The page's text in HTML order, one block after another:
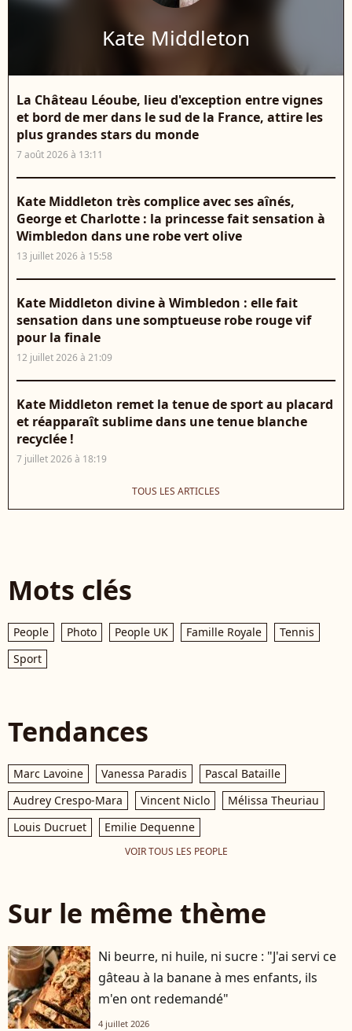
Kate Middleton
La Château Léoube, lieu d'exception entre vignes
et bord de mer dans le sud de la France, attire les
plus grandes stars du monde
7 août 2026 à 13:11
Kate Middleton très complice avec ses aînés,
George et Charlotte : la princesse fait sensation à
Wimbledon dans une robe vert olive
13 juillet 2026 à 15:58
Kate Middleton divine à Wimbledon : elle fait
sensation dans une somptueuse robe rouge vif
pour la finale
12 juillet 2026 à 21:09
Kate Middleton remet la tenue de sport au placard
et réapparaît sublime dans une tenue blanche
recyclée !
7 juillet 2026 à 18:19
TOUS LES ARTICLES
Mots clés
People Photo People UK Famille Royale
Tennis
Sport
Tendances
Marc Lavoine Vanessa Paradis
Pascal Bataille
Audrey Crespo-Mara
Vincent Niclo
Mélissa Theuriau
Louis Ducruet
Emilie Dequenne
VOIR TOUS LES PEOPLE
Sur le même thème
Ni beurre, ni huile, ni sucre : "J'ai servi ce
gâteau à la banane à mes enfants, ils
m'en ont redemandé"
4 juillet 2026